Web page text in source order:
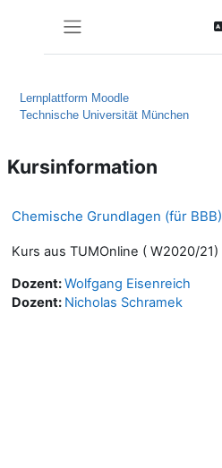
Lernplattform Moodle
Technische Universität München
Kursinformation
Chemische Grundlagen (für BBB)
Kurs aus TUMOnline ( W2020/21)
Dozent:Wolfgang Eisenreich
Dozent: Nicholas Schramek